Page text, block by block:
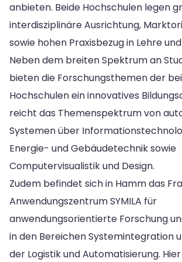
anbieten. Beide Hochschulen legen
interdisziplinäre Ausrichtung,
sowie hohen Praxisbezug in Lehre
Neben dem breiten Spektrum an
bieten die Forschungsthemen der
Hochschulen ein innovatives
reicht das Themenspektrum von
Systemen über
Energie- und Gebäudetechnik sowie
Computervisualistik und Design.
Zudem befindet sich in Hamm das
Anwendungszentrum SYMILA für
anwendungsorientierte Forschung
in den Bereichen Systemintegration
der Logistik und Automatisierung.